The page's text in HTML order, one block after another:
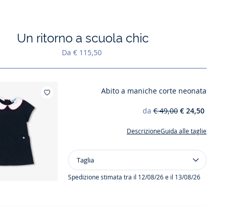
Aggiungi ai miei preferiti : Un ritorno a scuola chic
Un ritorno a scuola chic
Da € 115,50
Aggiungi ai miei preferiti : Abito a
Abito a maniche corte neonata
da € 49,00 € 24,50
Descrizione Guida alle taglie
Taglia
Abito
a
Taglia
Spedizione stimata tra il 12/08/26 e il 13/08/26